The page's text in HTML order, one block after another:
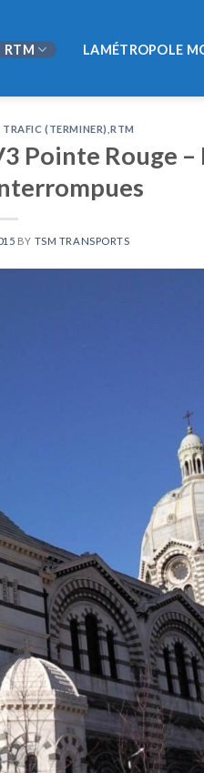
RTM LAMÉTROPOLE
TRAFIC (TERMINER) ,RTM
Pointe Rouge –
BY TSM TRANSPORTS